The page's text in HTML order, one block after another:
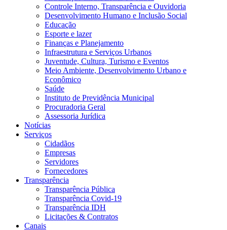
Controle Interno, Transparência e Ouvidoria
Desenvolvimento Humano e Inclusão Social
Educação
Esporte e lazer
Finanças e Planejamento
Infraestrutura e Serviços Urbanos
Juventude, Cultura, Turismo e Eventos
Meio Ambiente, Desenvolvimento Urbano e
Econômico
Saúde
Instituto de Previdência Municipal
Procuradoria Geral
Assessoria Jurídica
Notícias
Serviços
Cidadãos
Empresas
Servidores
Fornecedores
Transparência
Transparência Pública
Transparência Covid-19
Transparência IDH
Licitações & Contratos
Canais